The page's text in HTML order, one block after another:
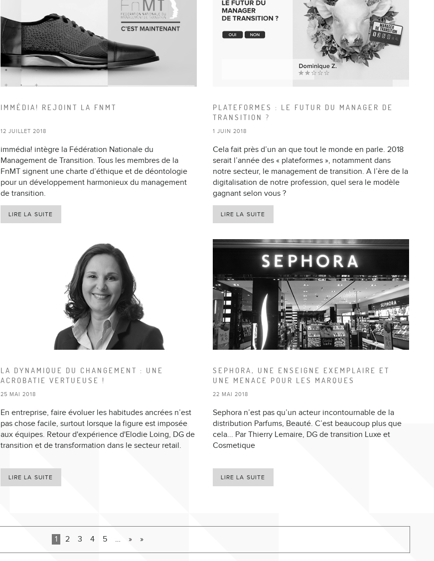
IMMÉDIA! REJOINT LA FNMT
12 JUILLET 2018
immédia! intègre la Fédération Nationale du
Management de Transition. Tous les membres de la
FnMT signent une charte d’éthique et de déontologie
pour un développement harmonieux du management
de transition.
LIRE LA SUITE
PLATEFORMES : LE FUTUR DU MANAGER DE
TRANSITION ?
1 JUIN 2018
Cela fait près d’un an que tout le monde en parle. 2018
serait l’année des « plateformes », notamment dans
notre secteur, le management de transition. A l’ère de la
digitalisation de notre profession, quel sera le modèle
gagnant selon vous ?
LIRE LA SUITE
LA DYNAMIQUE DU CHANGEMENT : UNE
ACROBATIE VERTUEUSE !
25 MAI 2018
En entreprise, faire évoluer les habitudes ancrées n’est
pas chose facile, surtout lorsque la figure est imposée
aux équipes. Retour d'expérience d'Elodie Loing, DG de
transition et de transformation dans le secteur retail.
LIRE LA SUITE
SEPHORA, UNE ENSEIGNE EXEMPLAIRE ET
UNE MENACE POUR LES MARQUES
22 MAI 2018
Sephora n’est pas qu’un acteur incontournable de la
distribution Parfums, Beauté. C’est beaucoup plus que
cela... Par Thierry Lemaire, DG de transition Luxe et
Cosmetique
LIRE LA SUITE
1 2 3 4 5 … » »